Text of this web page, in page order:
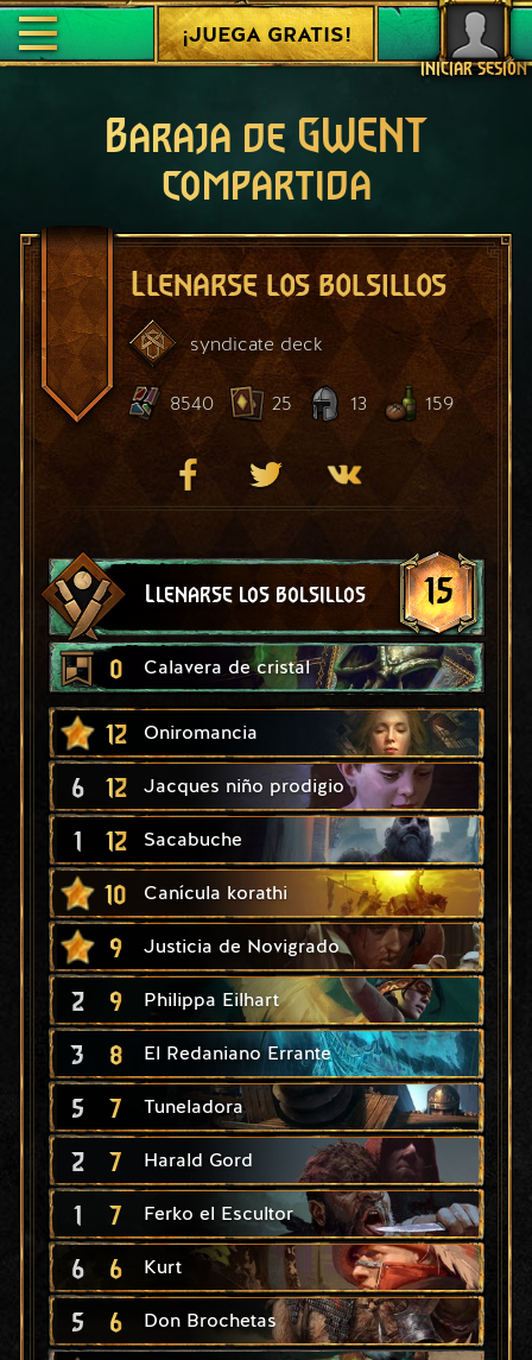
INICIAR SESIÓN
¡JUEGA GRATIS!
Baraja de GWENT
compartida
Llenarse los bolsillos
syndicate deck
8540 25 13 159
Llenarse los bolsillos 15
0 Calavera de cristal
12 Oniromancia
6 12 Jacques niño prodigio
1 12 Sacabuche
10 Canícula korathi
9 Justicia de Novigrado
2 9 Philippa Eilhart
3 8 El Redaniano Errante
5 7 Tuneladora
2 7 Harald Gord
1 7 Ferko el Escultor
6 6 Kurt
5 6 Don Brochetas